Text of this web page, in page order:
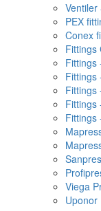
Ventiler
PEX
Conex
Fittings
Fittings
Fittings
Fittings
Fittings
Fittings
Viega
Uponor